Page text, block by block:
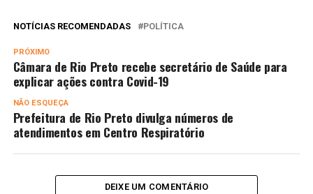
NOTÍCIAS RECOMENDADAS POLÍTICA
PRÓXIMO
Câmara de Rio Preto recebe secretário de Saúde para
explicar ações contra Covid-19
NÃO ESQUEÇA
Prefeitura de Rio Preto divulga números de
atendimentos em Centro Respiratório
DEIXE UM COMENTÁRIO